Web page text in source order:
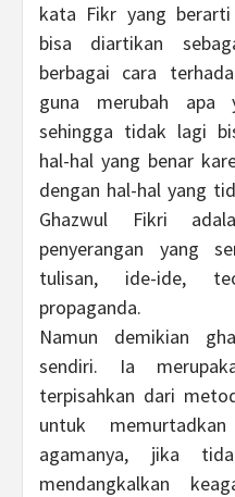
kata Fikr yang
bisa diartikan
berbagai cara
guna merubah apa
sehingga tidak lagi
hal-hal yang benar
dengan hal-hal yang
Ghazwul Fikri
penyerangan yang
tulisan, ide-ide,
propaganda.
Namun demikian
sendiri. Ia
terpisahkan dari
untuk
agamanya, jika
mendangkalkan